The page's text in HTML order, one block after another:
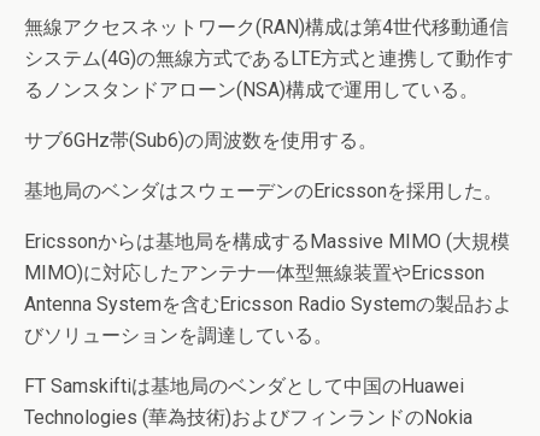
無線アクセスネットワーク(RAN)構成は第4世代移動通信
システム(4G)の無線方式であるLTE方式と連携して動作す
るノンスタンドアローン(NSA)構成で運用している。
サブ6GHz帯(Sub6)の周波数を使用する。
基地局のベンダはスウェーデンのEricssonを採用した。
Ericssonからは基地局を構成するMassive MIMO (大規模
MIMO)に対応したアンテナ一体型無線装置やEricsson
Antenna Systemを含むEricsson Radio Systemの製品およ
びソリューションを調達している。
FT Samskiftiは基地局のベンダとして中国のHuawei
Technologies (華為技術)およびフィンランドのNokia